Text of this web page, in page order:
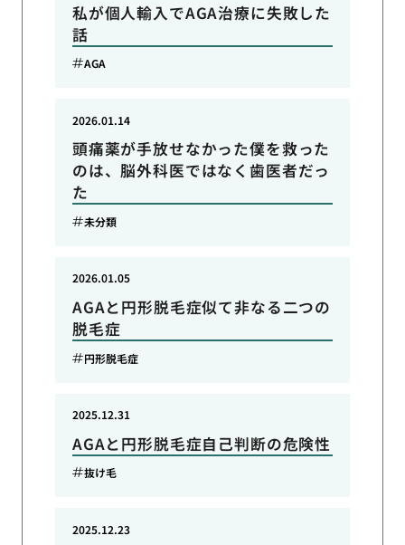
私が個人輸入でAGA治療に失敗した
話
AGA
頭痛薬が手放せなかった僕を救った
のは、脳外科医ではなく歯医者だっ
た
2026.01.14
未分類
AGAと円形脱毛症似て非なる二つの
脱毛症
2026.01.05
円形脱毛症
AGAと円形脱毛症自己判断の危険性
2025.12.31
抜け毛
2025.12.23